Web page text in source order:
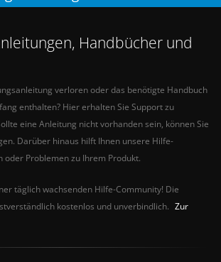
Handbücher und
verloren oder das benötigte Handbuch
enthalten? Hier erhalten Sie Support zu
eine Anleitung nicht vorhanden sein, können Sie
Darüber hinaus hilft Ihnen unsere Hilfe-
oder Problemen zu Ihrem Produkt.
täglich wachsenden Hilfe-Community! Die
kostenlos und unverbindlich. Zur